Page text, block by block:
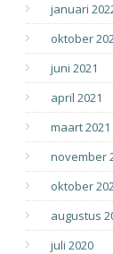
januari
oktober
juni 2021
april 2021
maart 2021
november
oktober
augustus
juli 2020